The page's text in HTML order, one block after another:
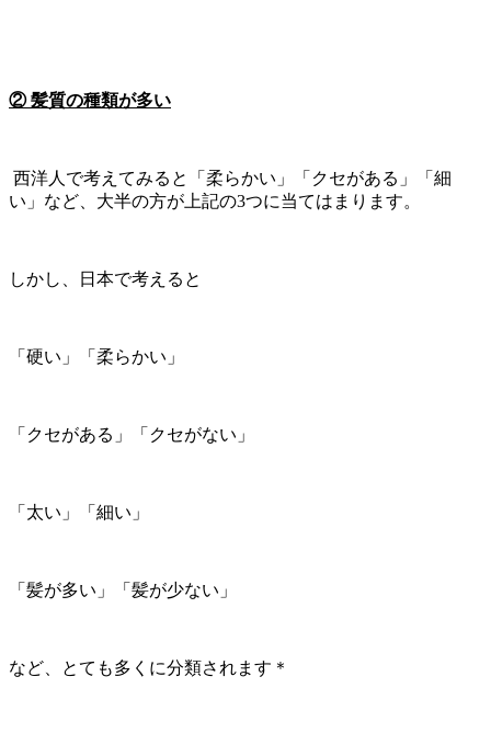
② 髪質の種類が多い
西洋人で考えてみると「柔らかい」「クセがある」「細
い」など、大半の方が上記の3つに当てはまります。
しかし、日本で考えると
「硬い」「柔らかい」
「クセがある」「クセがない」
「太い」「細い」
「髪が多い」「髪が少ない」
など、とても多くに分類されます＊